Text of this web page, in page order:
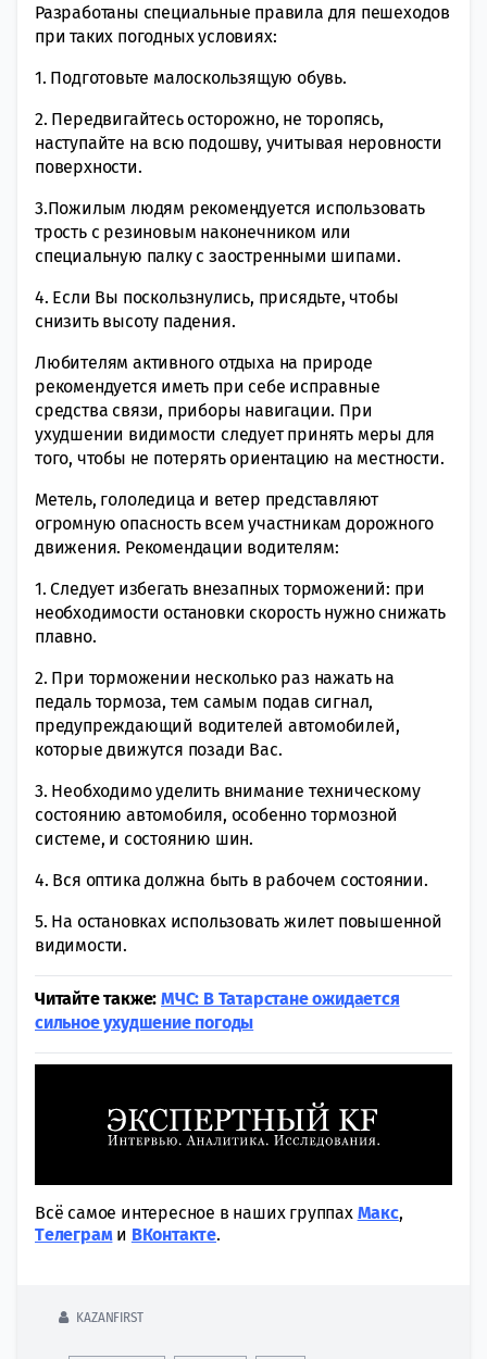
Разработаны специальные правила для пешеходов
при таких погодных условиях:
1. Подготовьте малоскользящую обувь.
2. Передвигайтесь осторожно, не торопясь,
наступайте на всю подошву, учитывая неровности
поверхности.
3.Пожилым людям рекомендуется использовать
трость с резиновым наконечником или
специальную палку с заостренными шипами.
4. Если Вы поскользнулись, присядьте, чтобы
снизить высоту падения.
Любителям активного отдыха на природе
рекомендуется иметь при себе исправные
средства связи, приборы навигации. При
ухудшении видимости следует принять меры для
того, чтобы не потерять ориентацию на местности.
Метель, гололедица и ветер представляют
огромную опасность всем участникам дорожного
движения. Рекомендации водителям:
1. Следует избегать внезапных торможений: при
необходимости остановки скорость нужно снижать
плавно.
2. При торможении несколько раз нажать на
педаль тормоза, тем самым подав сигнал,
предупреждающий водителей автомобилей,
которые движутся позади Вас.
3. Необходимо уделить внимание техническому
состоянию автомобиля, особенно тормозной
системе, и состоянию шин.
4. Вся оптика должна быть в рабочем состоянии.
5. На остановках использовать жилет повышенной
видимости.
Читайте также:МЧС: В Татарстане ожидается
сильное ухудшение погоды
Всё самое интересное в наших группах Макс,
Tелеграми ВКонтакте.
KAZANFIRST